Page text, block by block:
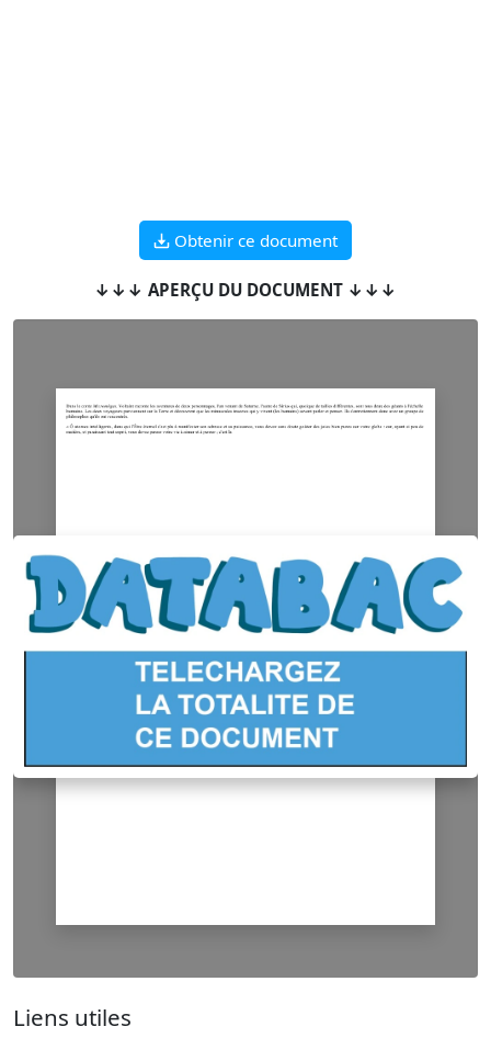
Obtenir ce document
↓↓↓ APERÇU DU DOCUMENT ↓↓↓
Liens utiles